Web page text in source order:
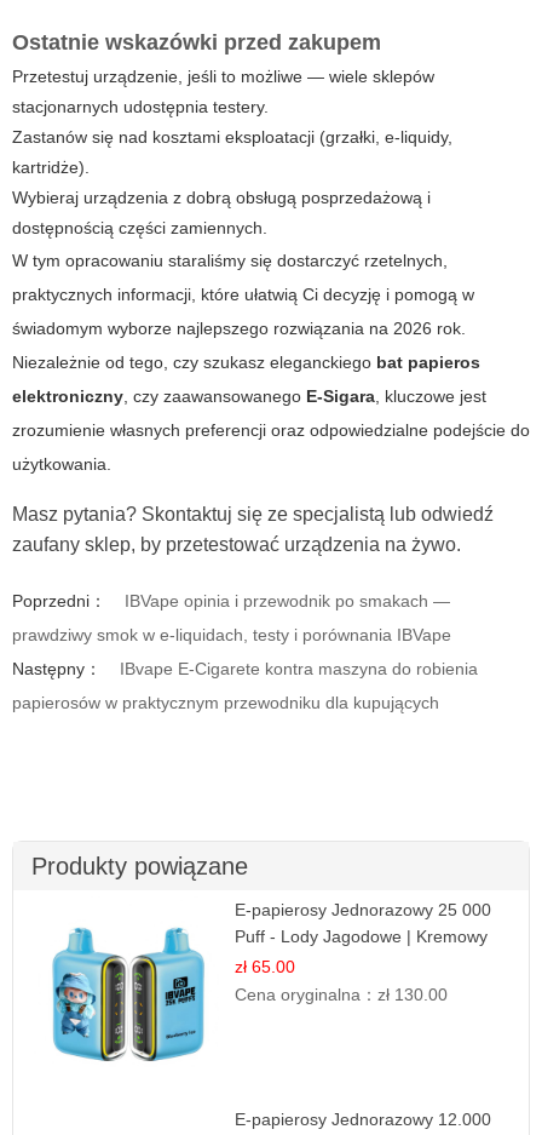
Ostatnie wskazówki przed zakupem
Przetestuj urządzenie, jeśli to możliwe — wiele sklepów
stacjonarnych udostępnia testery.
Zastanów się nad kosztami eksploatacji (grzałki, e-liquidy,
kartridże).
Wybieraj urządzenia z dobrą obsługą posprzedażową i
dostępnością części zamiennych.
W tym opracowaniu staraliśmy się dostarczyć rzetelnych,
praktycznych informacji, które ułatwią Ci decyzję i pomogą w
świadomym wyborze najlepszego rozwiązania na 2026 rok.
Niezależnie od tego, czy szukasz eleganckiego bat papieros
elektroniczny , czy zaawansowanego E-Sigara , kluczowe jest
zrozumienie własnych preferencji oraz odpowiedzialne podejście do
użytkowania.
Masz pytania? Skontaktuj się ze specjalistą lub odwiedź
zaufany sklep, by przetestować urządzenia na żywo.
Poprzedni：
IBVape opinia i przewodnik po smakach —
prawdziwy smok w e-liquidach, testy i porównania IBVape
Następny：
IBvape E-Cigarete kontra maszyna do robienia
papierosów w praktycznym przewodniku dla kupujących
Produkty powiązane
E-papierosy Jednorazowy 25 000
Puff - Lody Jagodowe | Kremowy
Smak
zł 65.00
Cena oryginalna：zł 130.00
E-papierosy Jednorazowy 12.000